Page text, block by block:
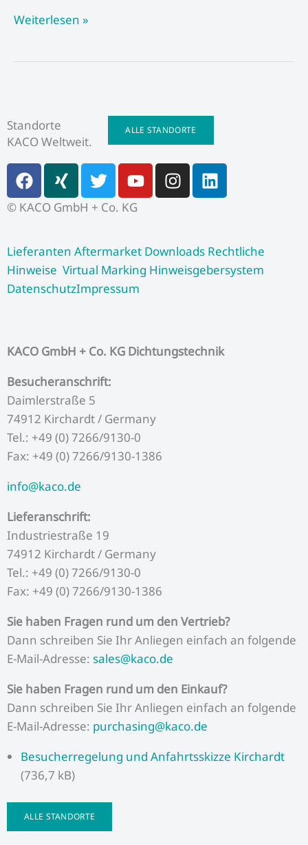
Weiterlesen »
Standorte
KACO Weltweit.
ALLE STANDORTE
F
a
c
o
o
k
X
i
n
T
w
i
e
r
Y
o
u
b
e
I
n
s
g
r
L
i
n
d
i
© KACO GmbH + Co. KG
Lieferanten Aftermarket Downloads Rechtliche
Hinweise Virtual Marking Hinweisgebersystem
DatenschutzImpressum
KACO GmbH + Co. KG Dichtungstechnik
Besucheranschrift:
Daimlerstraße 5
74912 Kirchardt / Germany
Tel.: +49 (0) 7266/9130-0
Fax: +49 (0) 7266/9130-1386
info@kaco.de
Lieferanschrift:
Industriestraße 19
74912 Kirchardt / Germany
Tel.: +49 (0) 7266/9130-0
Fax: +49 (0) 7266/9130-1386
Sie haben Fragen rund um den Vertrieb?
Dann schreiben Sie Ihr Anliegen einfach an folgende
E-Mail-Adresse: sales@kaco.de
Sie haben Fragen rund um den Einkauf?
Dann schreiben Sie Ihr Anliegen einfach an folgende
E-Mail-Adresse: purchasing@kaco.de
Besucherregelung und Anfahrtsskizze Kirchardt
(736,7 kB)
ALLE STANDORTE